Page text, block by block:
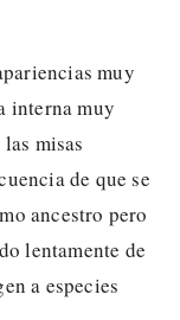
muy
interna muy
misas
de que se
ancestro pero
lentamente de
a especies